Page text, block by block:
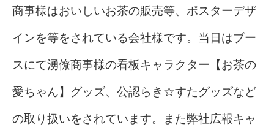
商事様はおいしいお茶の販売等、ポスターデザ
インを等をされている会社様です。当日はブー
スにて湧僚商事様の看板キャラクター【お茶の
愛ちゃん】グッズ、公認らき☆すたグッズなど
の取り扱いをされています。また弊社広報キャ